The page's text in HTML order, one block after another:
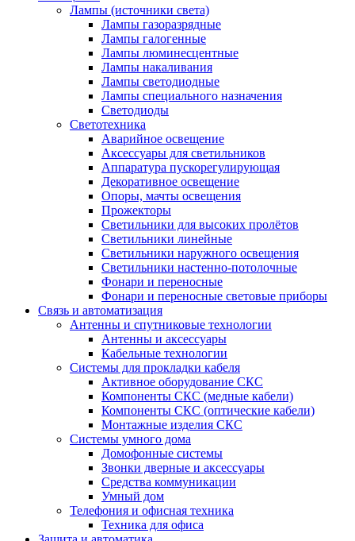
Лампы (источники света)
Лампы газоразрядные
Лампы галогенные
Лампы люминесцентные
Лампы накаливания
Лампы светодиодные
Лампы специального назначения
Светодиоды
Светотехника
Аварийное освещение
Аксессуары для светильников
Аппаратура пускорегулирующая
Декоративное освещение
Опоры, мачты освещения
Прожекторы
Светильники для высоких пролётов
Светильники линейные
Светильники наружного освещения
Светильники настенно-потолочные
Фонари и переносные
Фонари и переносные световые приборы
Связь и автоматизация
Антенны и спутниковые технологии
Антенны и аксессуары
Кабельные технологии
Системы для прокладки кабеля
Активное оборудование СКС
Компоненты СКС (медные кабели)
Компоненты СКС (оптические кабели)
Монтажные изделия СКС
Системы умного дома
Домофонные системы
Звонки дверные и аксессуары
Средства коммуникации
Умный дом
Телефония и офисная техника
Техника для офиса